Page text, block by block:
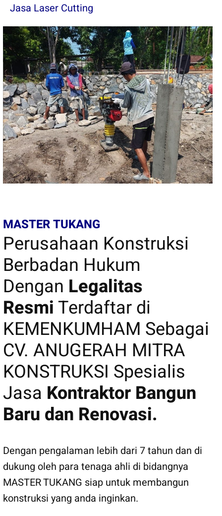
Jasa Laser Cutting
MASTER TUKANG
Perusahaan Konstruksi
Berbadan Hukum
Dengan Legalitas
ResmiTerdaftar di
KEMENKUMHAM Sebagai
CV. ANUGERAH MITRA
KONSTRUKSI Spesialis
Jasa Kontraktor Bangun
Baru dan Renovasi.
Dengan pengalaman lebih dari 7 tahun dan di
dukung oleh para tenaga ahli di bidangnya
MASTER TUKANG siap untuk membangun
konstruksi yang anda inginkan.